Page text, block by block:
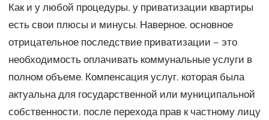
Как и у любой процедуры, у приватизации квартиры
есть свои плюсы и минусы. Наверное, основное
отрицательное последствие приватизации – это
необходимость оплачивать коммунальные услуги в
полном объеме. Компенсация услуг, которая была
актуальна для государственной или муниципальной
собственности, после перехода прав к частному лицу